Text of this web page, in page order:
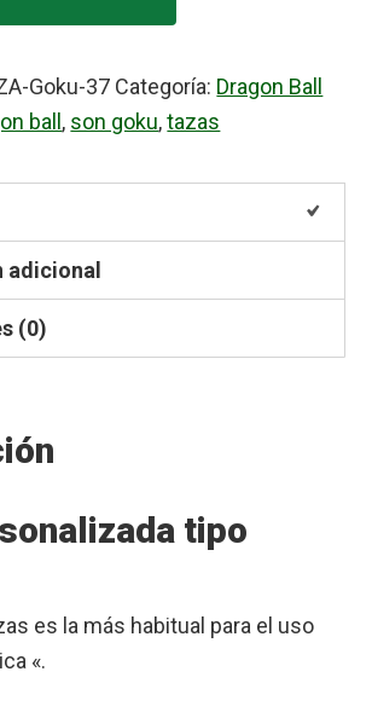
Goku-37 Categoría: Dragon Ball
ball , son goku,tazas
(0)
tipo
es la más habitual para el uso
«.